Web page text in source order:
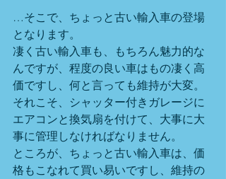
…そこで、ちょっと古い輸入車の登場
となります。
凄く古い輸入車も、もちろん魅力的な
んですが、程度の良い車はもの凄く高
価ですし、何と言っても維持が大変。
それこそ、シャッター付きガレージに
エアコンと換気扇を付けて、大事に大
事に管理しなければなりません。
ところが、ちょっと古い輸入車は、価
格もこなれて買い易いですし、維持の